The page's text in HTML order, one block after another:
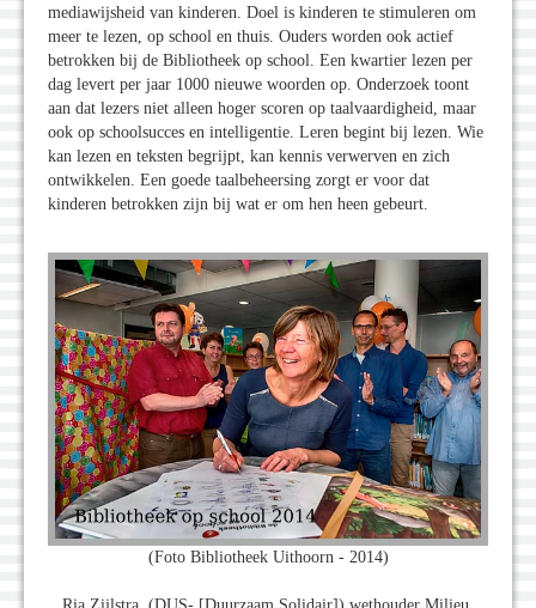
mediawijsheid van kinderen. Doel is kinderen te stimuleren om
meer te lezen, op school en thuis. Ouders worden ook actief
betrokken bij de Bibliotheek op school. Een kwartier lezen per
dag levert per jaar 1000 nieuwe woorden op. Onderzoek toont
aan dat lezers niet alleen hoger scoren op taalvaardigheid, maar
ook op schoolsucces en intelligentie. Leren begint bij lezen. Wie
kan lezen en teksten begrijpt, kan kennis verwerven en zich
ontwikkelen. Een goede taalbeheersing zorgt er voor dat
kinderen betrokken zijn bij wat er om hen heen gebeurt.
(Foto Bibliotheek Uithoorn - 2014)